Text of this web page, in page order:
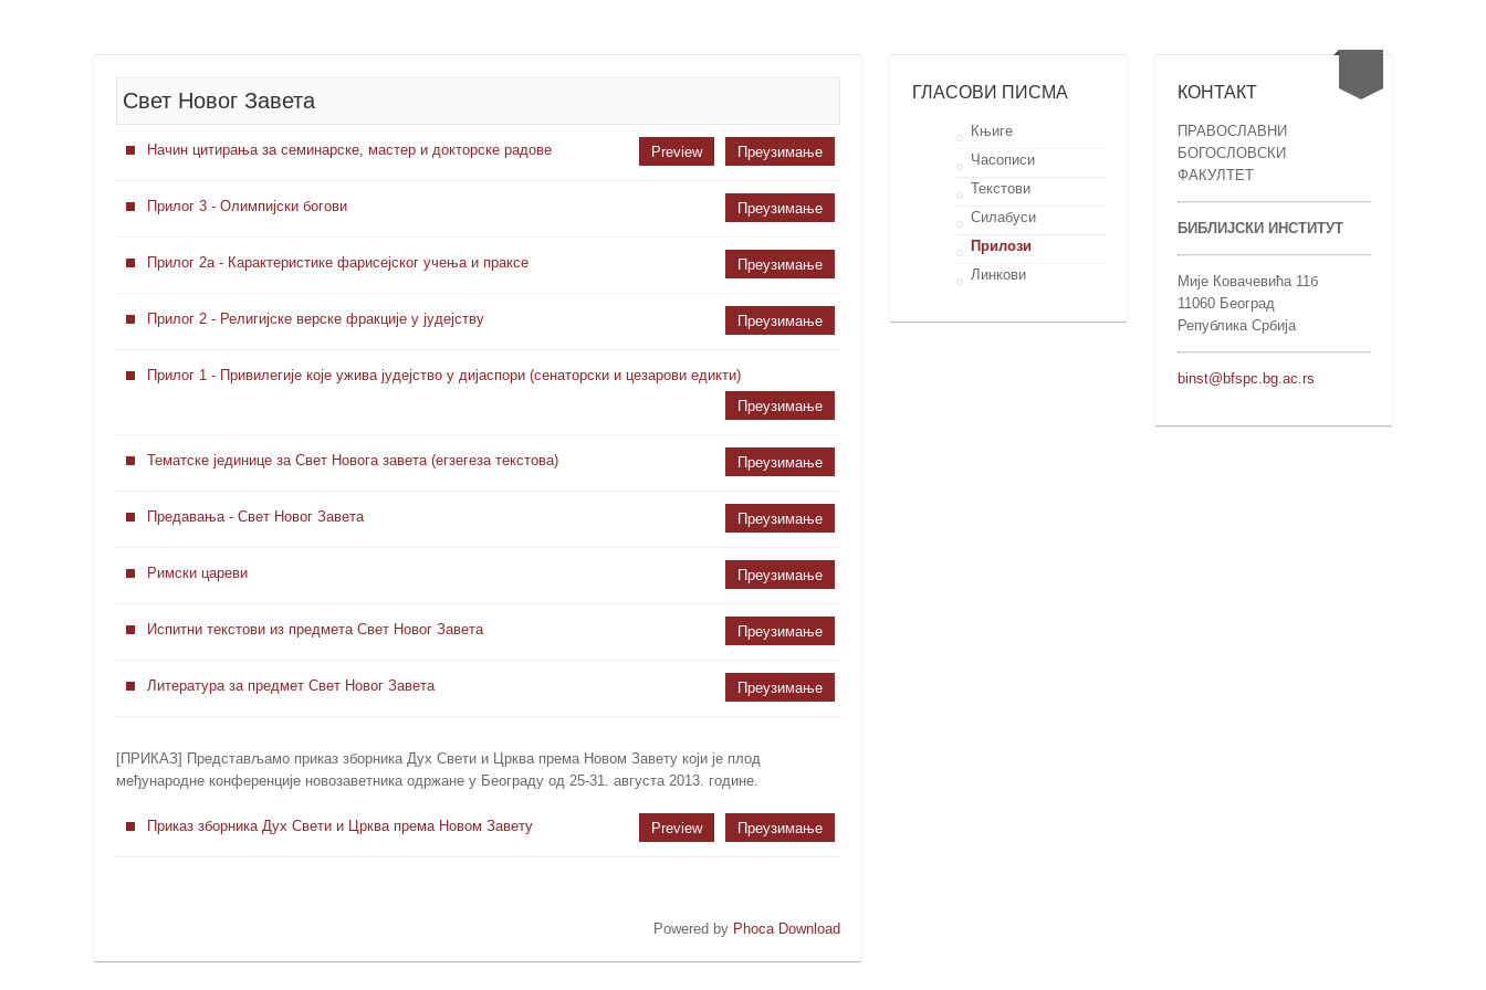
Свет Новог Завета
Начин цитирања за семинарске, мастер и докторске радове Преузимање
Preview
Прилог 3 - Олимпијски богови Преузимање
Прилог 2а - Карактеристике фарисејског учења и праксе Преузимање
Прилог 2 - Религијске верске фракције у јудејству Преузимање
Прилог 1 - Привилегије које ужива јудејство у дијаспори (сенаторски и цезарови едикти)
Преузимање
Тематске јединице за Свет Новога завета (егзегеза текстова) Преузимање
Предавања - Свет Новог Завета Преузимање
Римски цареви Преузимање
Испитни текстови из предмета Свет Новог Завета Преузимање
Литература за предмет Свет Новог Завета Преузимање
[ПРИКАЗ] Представљамо приказ зборника Дух Свети и Црква према Новом Завету који је плод
међународне конференције новозаветника одржане у Београду од 25-31. августа 2013. године.
Приказ зборника Дух Свети и Црква према Новом Завету Преузимање
Preview
Powered by Phoca Download
ГЛАСОВИ ПИСМА
Књиге
Часописи
Текстови
Силабуси
Прилози
Линкови
КОНТАКТ
ПРАВОСЛАВНИ
БОГОСЛОВСКИ
ФАКУЛТЕТ
БИБЛИЈСКИ ИНСТИТУТ
Мије Ковачевића 11б
11060 Београд
Република Србија
binst@bfspc.bg.ac.rs